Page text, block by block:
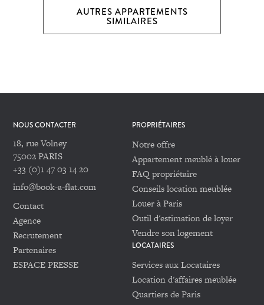
AUTRES APPARTEMENTS
SIMILAIRES
NOUS CONTACTER
18, rue Volney
75002 PARIS
+33 (0)1 47 03 14 20
info@book-a-flat.com
Contact
Agence
Recrutement
Partenaires
ESPACE PRESSE
PROPRIÉTAIRES
Notre offre
Appartement meublé à louer
FAQ propriétaire
Conseils location meublée
Louer à Paris
Outil d'estimation de loyer
Vendre son logement
LOCATAIRES
Services aux Locataires
Location d'affaires meublée
Quartiers de Paris